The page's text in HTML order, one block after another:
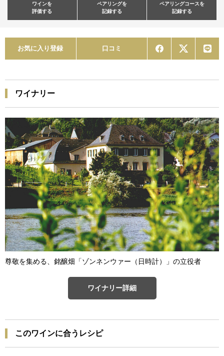
ワインを
評価する
ペアリングを
記録する
ペアリングコースを
記録する
お気に入り登録 口コミ
ワイナリー
尊敬を集める、銘醸畑「ゾンネンウァー（日時計）」の立役者
ワイナリー詳細
このワインに合うレシピ